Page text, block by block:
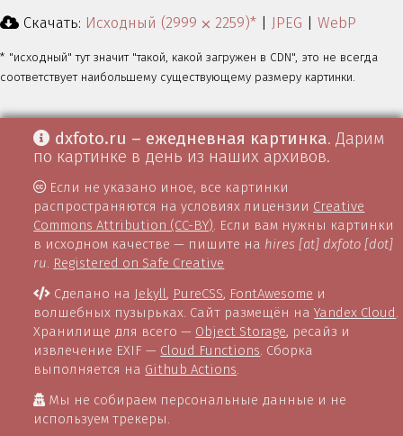
Скачать: Исходный (2999 ⨉ 2259)* JPEG WebP
* "исходный" тут значит "такой, какой загружен в CDN", это не всегда
соответствует наибольшему существующему размеру картинки.
dxfoto.ru – ежедневная картинка. Дарим
по картинке в день из наших архивов.
Если не указано иное, все картинки
распространяются на условиях лицензии Creative
Commons Attribution (CC-BY). Если вам нужны картинки
в исходном качестве — пишите на hires [at] dxfoto [dot]
ru. Registered on Safe Creative
Сделано на Jekyll, PureCSS, FontAwesome и
волшебных пузырьках. Сайт размещён наYandex Cloud.
Хранилище для всего — Object Storage, ресайз и
извлечение EXIF — Cloud Functions. Сборка
выполняется на Github Actions.
Мы не собираем персональные данные и не
используем трекеры.